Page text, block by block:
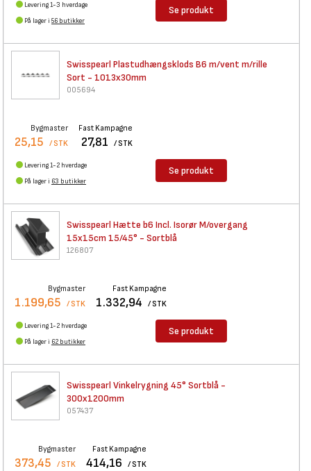
Levering 1-3 hverdage
På lager i 56 butikker
Se produkt
Swisspearl Plastudhængsklods B6 m/vent m/rille
Sort - 1013x30mm
005694
Bygmaster
25,15 / STK
Fast Kampagne
27,81 / STK
Levering 1-2 hverdage
På lager i 63 butikker
Se produkt
Swisspearl Hætte b6 Incl. Isorør M/overgang
15x15cm 15/45° - Sortblå
126807
Bygmaster
1.199,65 / STK
Fast Kampagne
1.332,94 / STK
Levering 1-2 hverdage
På lager i 62 butikker
Se produkt
Swisspearl Vinkelrygning 45° Sortblå -
300x1200mm
057437
Bygmaster
373,45 / STK
Fast Kampagne
414,16 / STK